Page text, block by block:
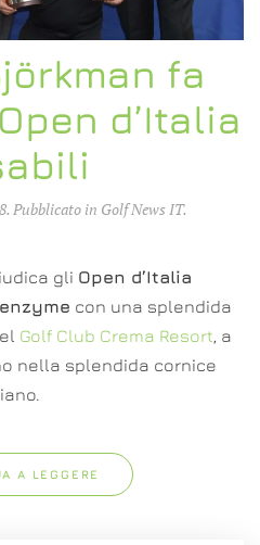
fa
d’Italia
. Pubblicato in Golf News IT.
gli Open d’Italia
con una splendida
Golf Club Crema Resort, a
nella splendida cornice
A LEGGERE